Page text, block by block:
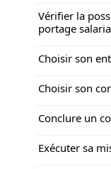
Vérifier la
portage
Choisir son
Choisir son
Conclure un
Exécuter sa